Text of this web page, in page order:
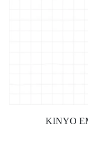
KINYO